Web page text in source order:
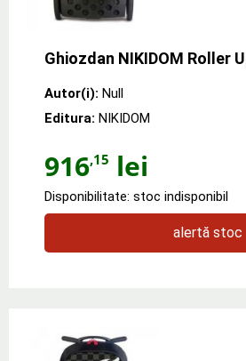
Ghiozdan NIKIDOM Roller
Autor(i): Null
Editura: NIKIDOM
916,15 lei
Disponibilitate: stoc indisponibil
alertă stoc